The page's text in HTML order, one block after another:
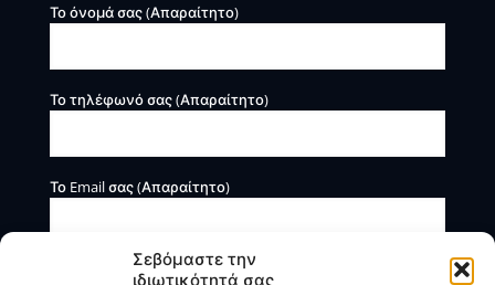
Σεβόμαστε την
ιδιωτικότητά σας
Το όνομά σας (Απαραίτητο)
Το τηλέφωνό σας (Απαραίτητο)
Το Email σας (Απαραίτητο)